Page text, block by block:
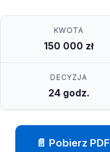
KWOTA
150 000 zł
DECYZJA
24 godz.
📄 Pobierz PDF